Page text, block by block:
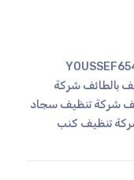
بالطائف شركة
شركة تنظيف سجاد
تنظيف كنب